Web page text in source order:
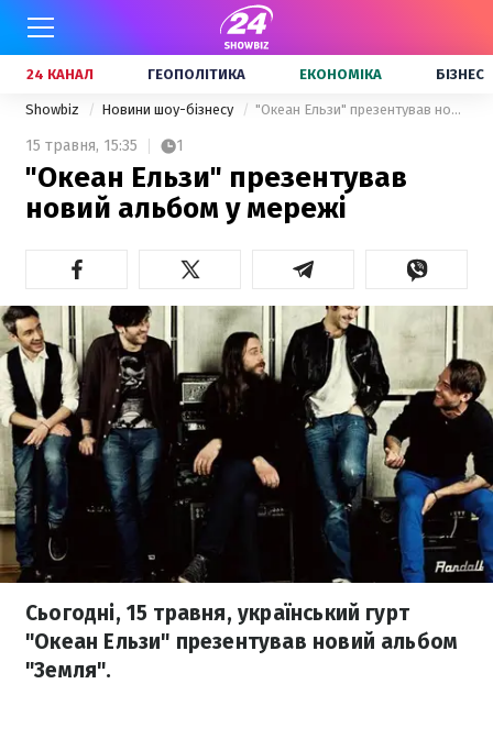
24 КАНАЛ ГЕОПОЛІТИКА ЕКОНОМІКА БІЗНЕС
Showbiz Новини шоу-бізнесу "Океан Ельзи" презентував новий альбом у мережі
15 травня, 15:35 1
"Океан Ельзи" презентував
новий альбом у мережі
Сьогодні, 15 травня, український гурт
"Океан Ельзи" презентував новий альбом
"Земля".